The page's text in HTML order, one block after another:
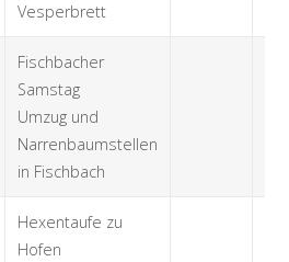
Vesperbrett
Fischbacher
Samstag
Umzug und
Narrenbaumstellen
in Fischbach
Hexentaufe zu
Hofen